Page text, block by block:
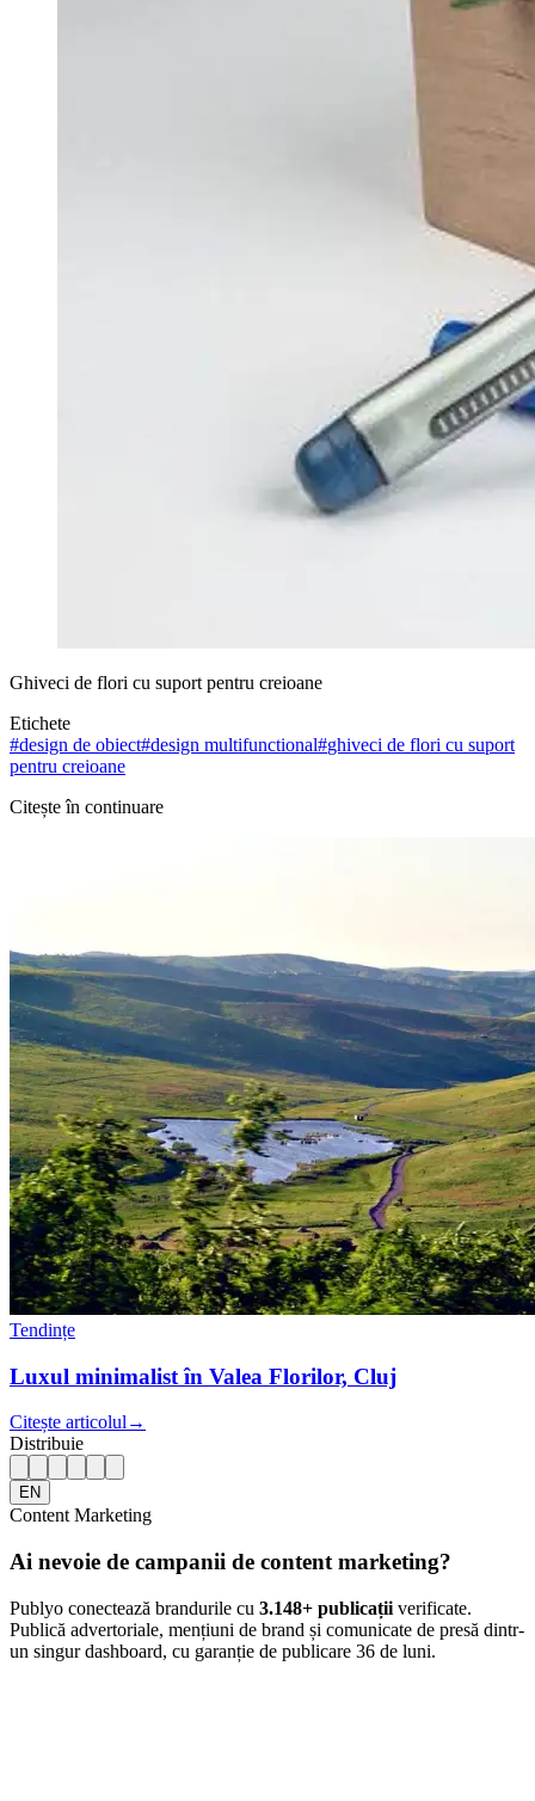
Ghiveci de flori cu suport pentru creioane
Etichete
#design de obiect#design multifunctional#ghiveci de flori cu suport
pentru creioane
Citește în continuare
Tendințe
Luxul minimalist în Valea Florilor, Cluj
Citește articolul →
Distribuie
EN
Content Marketing
Ai nevoie de campanii de content marketing?
Publyo conectează brandurile cu 3.148+ publicații verificate.
Publică advertoriale, mențiuni de brand și comunicate de presă dintr-
un singur dashboard, cu garanție de publicare 36 de luni.